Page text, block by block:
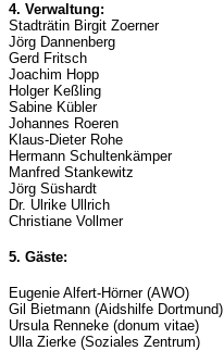
4. Verwaltung:
Stadträtin Birgit Zoerner
Jörg Dannenberg
Gerd Fritsch
Joachim Hopp
Holger Keßling
Sabine Kübler
Johannes Roeren
Klaus-Dieter Rohe
Hermann Schultenkämper
Manfred Stankewitz
Jörg Süshardt
Dr. Ulrike Ullrich
Christiane Vollmer
5. Gäste:
Eugenie Alfert-Hörner (AWO)
Gil Bietmann (Aidshilfe Dortmund)
Ursula Renneke (donum vitae)
Ulla Zierke (Soziales Zentrum)